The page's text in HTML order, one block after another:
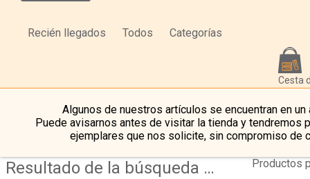
Recién llegados Todos Categorías
Cesta
Algunos de nuestros artículos se encuentran en un
Puede avisarnos antes de visitar la tienda y tendremos
ejemplares que nos solicite, sin compromiso de
Resultado de la búsqueda de autor di-carpegna-falconieri,-tommaso
Productos